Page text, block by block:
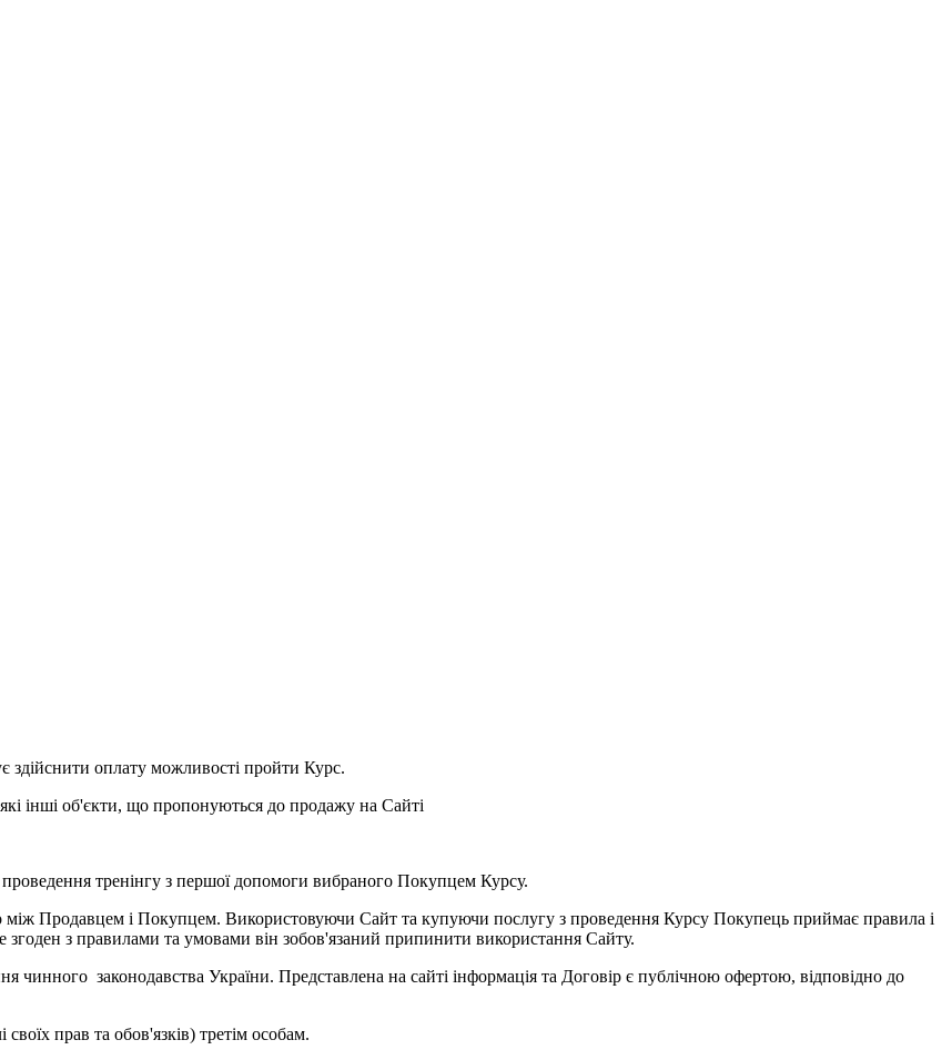
здійснити оплату можливості пройти Курс.
інші об'єкти, що пропонуються до продажу на Сайті
тренінгу з першої допомоги вибраного Покупцем Курсу.
Продавцем і Покупцем. Використовуючи Сайт та купуючи послугу з проведення Курсу Покупець приймає правила і
з правилами та умовами він зобов'язаний припинити використання Сайту.
законодавства України. Представлена на сайті інформація та Договір є публічною офертою, відповідно до
прав та обов'язків) третім особам.